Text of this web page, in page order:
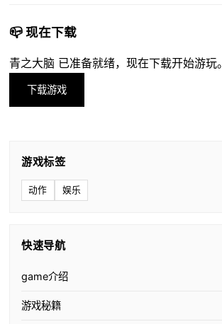
📪 现在下载
青之大脑 已准备就绪，现在下载开始游玩。
下载游戏
游戏标签
动作 娱乐
快速导航
game介绍
游戏秘籍